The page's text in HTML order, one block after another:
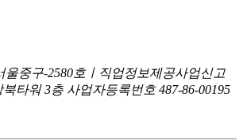
울중구-2580호ㅣ직업정보제공사업신고
북타워 3층 사업자등록번호 487-86-00195